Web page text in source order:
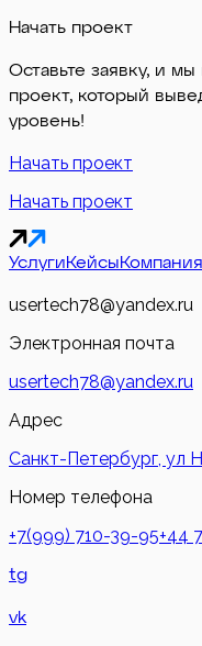
Начать проект
Оставьте заявку, и
проект, который
уровень!
Начать проект
Начать проект
УслугиКейсыКомпания
usertech78@yandex.ru
Электронная почта
usertech78@yandex.ru
Адрес
Санкт-Петербург, ул
Номер телефона
+7(999) 710-39-95+44
tg
vk